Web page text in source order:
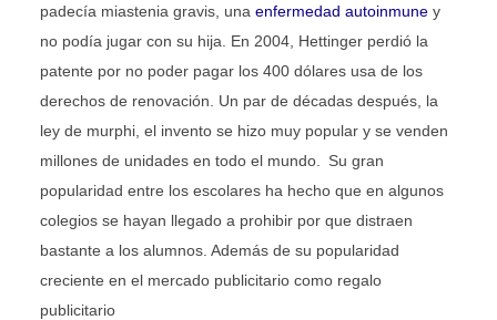
padecía miastenia gravis, una enfermedad autoinmune y
no podía jugar con su hija. En 2004, Hettinger perdió la
patente por no poder pagar los 400 dólares usa de los
derechos de renovación. Un par de décadas después, la
ley de murphi, el invento se hizo muy popular y se venden
millones de unidades en todo el mundo.
Su gran
popularidad entre los escolares ha hecho que en algunos
colegios se hayan llegado a prohibir por que distraen
bastante a los alumnos. Además de su popularidad
creciente en el mercado publicitario como regalo
publicitario